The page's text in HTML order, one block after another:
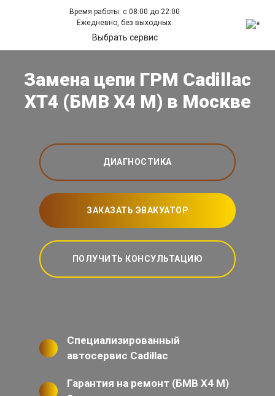
Время работы: с 08:00 до 22:00
Ежедневно, без выходных.
Выбрать сервис
Замена цепи ГРМ Cadillac
XT4 (БМВ X4 M) в Москве
ДИАГНОСТИКА
ЗАКАЗАТЬ ЭВАКУАТОР
ПОЛУЧИТЬ КОНСУЛЬТАЦИЮ
Специализированный
автосервис Cadillac
Гарантия на ремонт (БМВ X4 M)